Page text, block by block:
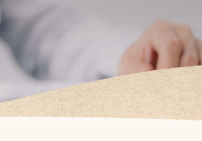
男性健康醫學（性
功能勃起障礙治